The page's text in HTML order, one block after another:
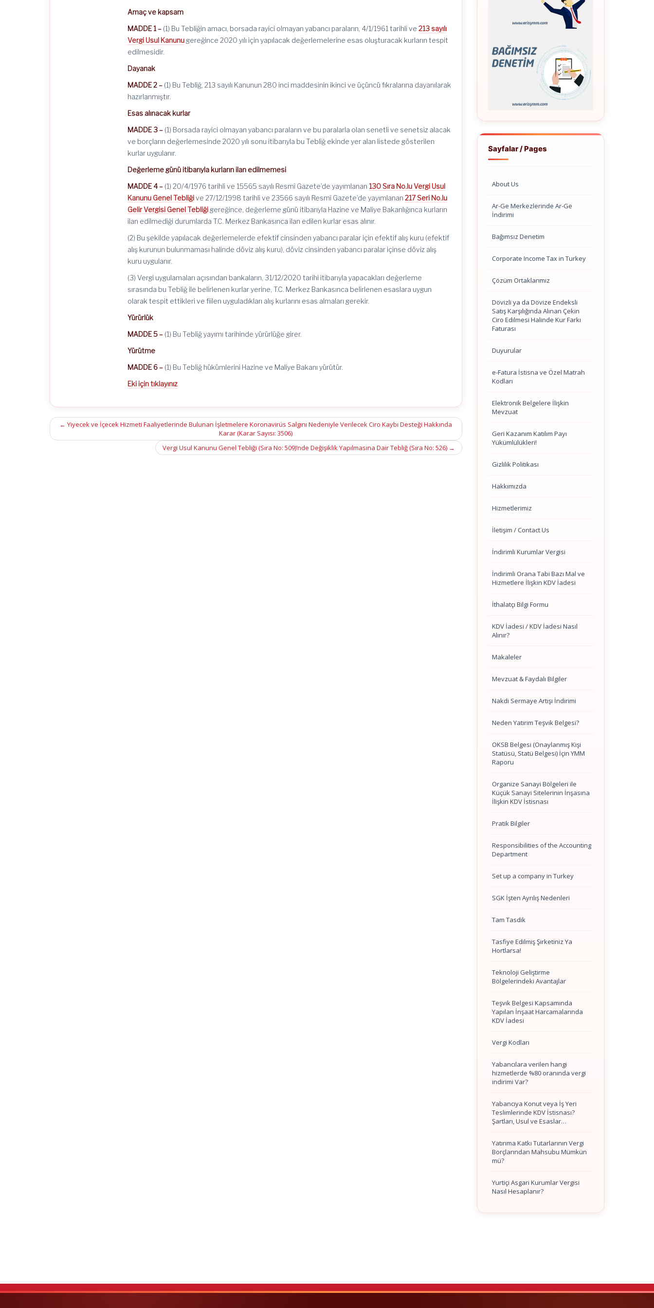
Amaç ve kapsam
MADDE 1 – (1) Bu Tebliğin amacı, borsada rayici olmayan yabancı paraların, 4/1/1961 tarihli ve213 sayılı
Vergi Usul Kanunu gereğince 2020 yılı için yapılacak değerlemelerine esas oluşturacak kurların tespit
edilmesidir.
Dayanak
MADDE 2 – (1) Bu Tebliğ, 213 sayılı Kanunun 280 inci maddesinin ikinci ve üçüncü fıkralarına dayanılarak
hazırlanmıştır.
Esas alınacak kurlar
MADDE 3 – (1) Borsada rayici olmayan yabancı paraların ve bu paralarla olan senetli ve senetsiz alacak
ve borçların değerlemesinde 2020 yılı sonu itibarıyla bu Tebliğ ekinde yer alan listede gösterilen
kurlar uygulanır.
Değerleme günü itibarıyla kurların ilan edilmemesi
MADDE 4 – (1) 20/4/1976 tarihli ve 15565 sayılı Resmî Gazete’de yayımlanan 130 Sıra No.lu Vergi Usul
Kanunu Genel Tebliğive 27/12/1998 tarihli ve 23566 sayılı Resmî Gazete’de yayımlanan217 Seri No.lu
Gelir Vergisi Genel Tebliği gereğince, değerleme günü itibarıyla Hazine ve Maliye Bakanlığınca kurların
ilan edilmediği durumlarda T.C. Merkez Bankasınca ilan edilen kurlar esas alınır.
(2) Bu şekilde yapılacak değerlemelerde efektif cinsinden yabancı paralar için efektif alış kuru (efektif
alış kurunun bulunmaması halinde döviz alış kuru), döviz cinsinden yabancı paralar içinse döviz alış
kuru uygulanır.
(3) Vergi uygulamaları açısından bankaların, 31/12/2020 tarihi itibarıyla yapacakları değerleme
sırasında bu Tebliğ ile belirlenen kurlar yerine, T.C. Merkez Bankasınca belirlenen esaslara uygun
olarak tespit ettikleri ve fiilen uyguladıkları alış kurlarını esas almaları gerekir.
Yürürlük
MADDE 5 – (1) Bu Tebliğ yayımı tarihinde yürürlüğe girer.
Yürütme
MADDE 6 – (1) Bu Tebliğ hükümlerini Hazine ve Maliye Bakanı yürütür.
Eki için tıklayınız
Post
navigation
← Yiyecek ve İçecek Hizmeti Faaliyetlerinde Bulunan İşletmelere Koronavirüs Salgını Nedeniyle Verilecek Ciro Kaybı Desteği Hakkında
Karar (Karar Sayısı: 3506)
Vergi Usul Kanunu Genel Tebliği (Sıra No: 509)’nde Değişiklik Yapılmasına Dair Tebliğ (Sıra No: 526) →
Sayfalar / Pages
About Us
Ar-Ge Merkezlerinde Ar-Ge
İndirimi
Bağımsız Denetim
Corporate Income Tax in Turkey
Çözüm Ortaklarımız
Dövizli ya da Dövize Endeksli
Satış Karşılığında Alınan Çekin
Ciro Edilmesi Halinde Kur Farkı
Faturası
Duyurular
e-Fatura İstisna ve Özel Matrah
Kodları
Elektronik Belgelere İlişkin
Mevzuat
Geri Kazanım Katılım Payı
Yükümlülükleri!
Gizlilik Politikası
Hakkımızda
Hizmetlerimiz
İletişim / Contact Us
İndirimli Kurumlar Vergisi
İndirimli Orana Tabi Bazı Mal ve
Hizmetlere İlişkin KDV İadesi
İthalatçı Bilgi Formu
KDV İadesi / KDV İadesi Nasıl
Alınır?
Makaleler
Mevzuat & Faydalı Bilgiler
Nakdi Sermaye Artışı İndirimi
Neden Yatırım Teşvik Belgesi?
OKSB Belgesi (Onaylanmış Kişi
Statüsü, Statü Belgesi) İçin YMM
Raporu
Organize Sanayi Bölgeleri ile
Küçük Sanayi Sitelerinin İnşasına
İlişkin KDV İstisnası
Pratik Bilgiler
Responsibilities of the Accounting
Department
Set up a company in Turkey
SGK İşten Ayrılış Nedenleri
Tam Tasdik
Tasfiye Edilmiş Şirketiniz Ya
Hortlarsa!
Teknoloji Geliştirme
Bölgelerindeki Avantajlar
Teşvik Belgesi Kapsamında
Yapılan İnşaat Harcamalarında
KDV İadesi
Vergi Kodları
Yabancılara verilen hangi
hizmetlerde %80 oranında vergi
indirimi Var?
Yabancıya Konut veya İş Yeri
Teslimlerinde KDV İstisnası?
Şartları, Usul ve Esaslar…
Yatırıma Katkı Tutarlarının Vergi
Borçlarından Mahsubu Mümkün
mü?
Yurtiçi Asgari Kurumlar Vergisi
Nasıl Hesaplanır?